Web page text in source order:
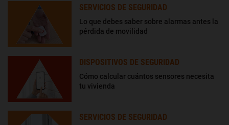
SERVICIOS DE SEGURIDAD
Lo que debes saber sobre alarmas antes la
pérdida de movilidad
DISPOSITIVOS DE SEGURIDAD
Cómo calcular cuántos sensores necesita
tu vivienda
SERVICIOS DE SEGURIDAD